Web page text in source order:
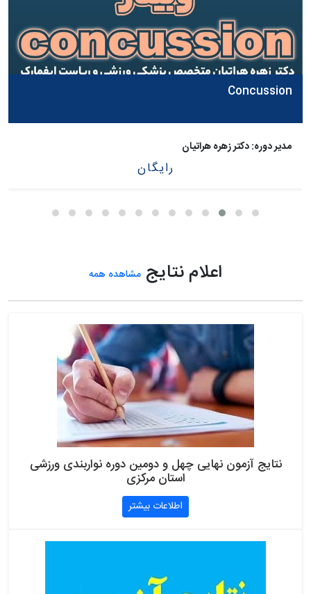
Concussion
مدیر دوره: دکتر زهره هراتیان
رایگان
اعلام نتایج مشاهده همه
نتایج آزمون نهایی چهل و دومین دوره نواربندی ورزشی
استان مرکزی
اطلاعات بیشتر